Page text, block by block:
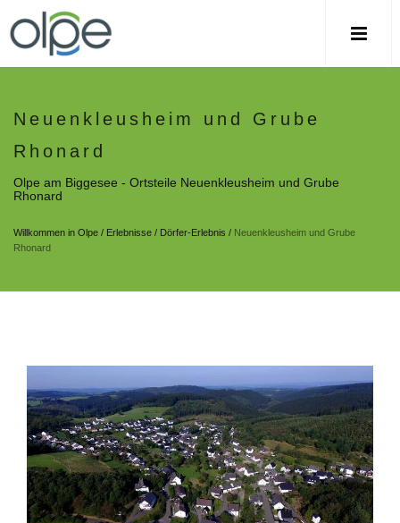
Neuenkleusheim und Grube
Rhonard
Olpe am Biggesee - Ortsteile Neuenkleusheim und Grube
Rhonard
Willkommen in Olpe / Erlebnisse / Dörfer-Erlebnis / Neuenkleusheim und Grube
Rhonard